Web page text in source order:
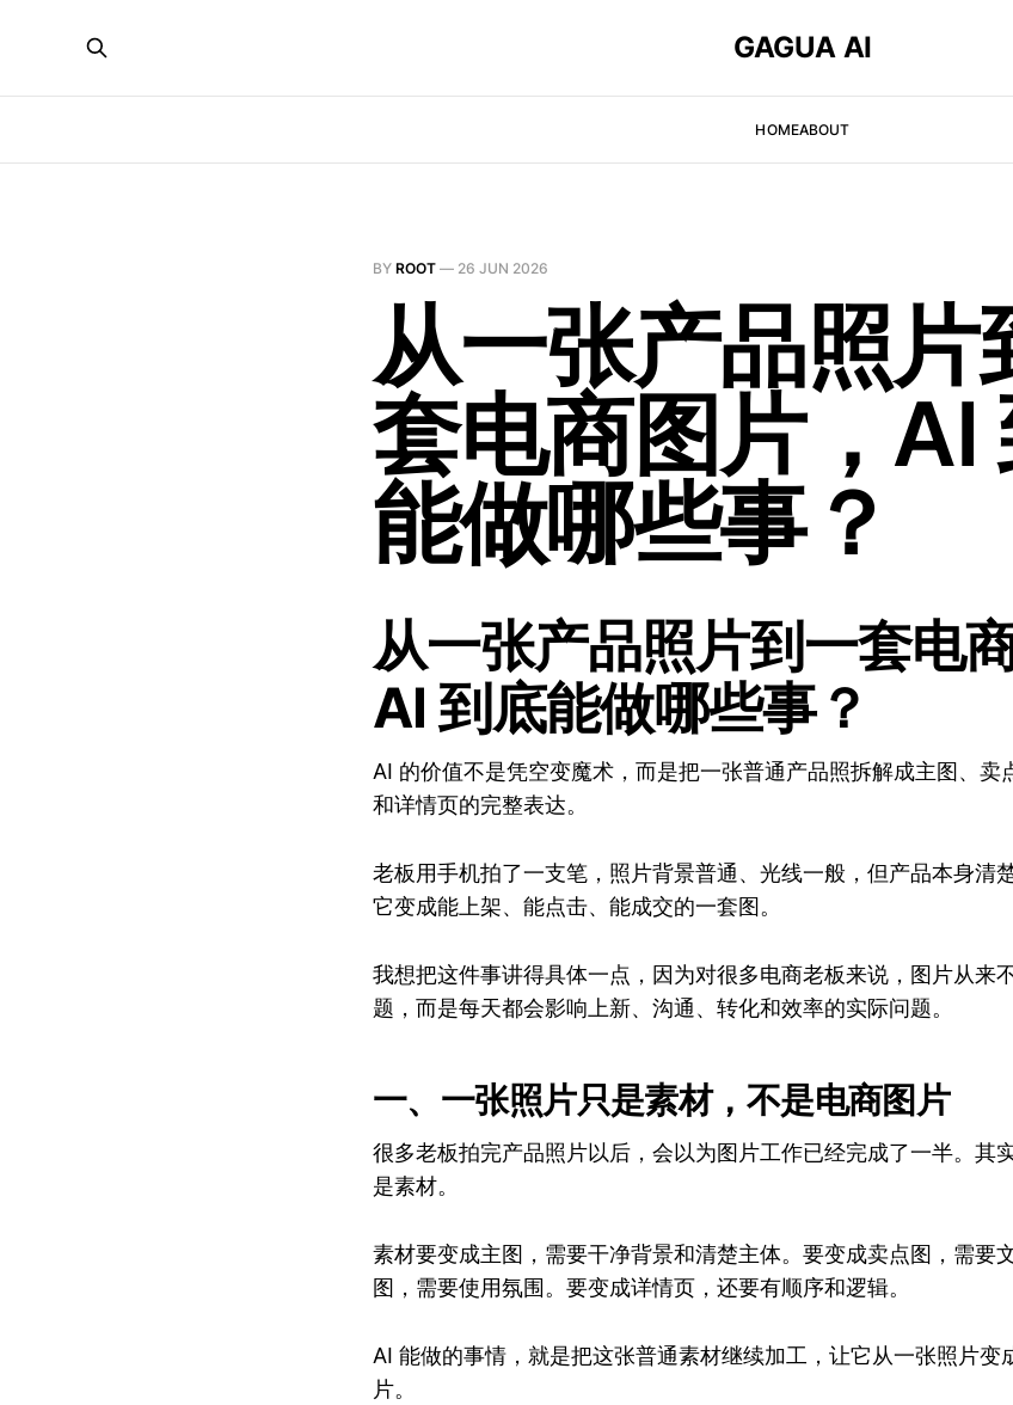
GAGUA AI
HOMEABOUT
BY ROOT — 26 JUN 2026
从一张产品照片
套电商图片，AI
能做哪些事？
从一张产品照片到一套电
AI 到底能做哪些事？
AI 的价值不是凭空变魔术，而是把一张普通产品照拆解成主图、卖
和详情页的完整表达。
老板用手机拍了一支笔，照片背景普通、光线一般，但产品本身清
它变成能上架、能点击、能成交的一套图。
我想把这件事讲得具体一点，因为对很多电商老板来说，图片从来
题，而是每天都会影响上新、沟通、转化和效率的实际问题。
一、一张照片只是素材，不是电商图片
很多老板拍完产品照片以后，会以为图片工作已经完成了一半。其
是素材。
素材要变成主图，需要干净背景和清楚主体。要变成卖点图，需要
图，需要使用氛围。要变成详情页，还要有顺序和逻辑。
AI 能做的事情，就是把这张普通素材继续加工，让它从一张照片变
片。